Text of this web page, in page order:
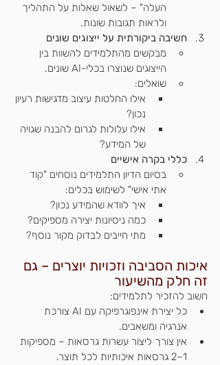
העלה" – לשאול שאלות על התהליך
ולראות תגובות שונות.
חשיבה ביקורתית על ייצוגים שונים
מבקשים מהתלמידים להשוות בין
הייצוגים שנוצרו בכלי-AI שונים.
שואלים:
אילו החלטות עיצוב מדגישות רעיון
נכון?
אילו עלולות לגרום להבנה שגויה
של המידע?
כללי בקרה אישיים
בסיום הדיון התלמידים נוסחים "קוד
אתי אישי" לשימוש בכלים:
איך לוודא שהמידע נכון?
כמה ניסיונות יצירה מספיקים?
מתי חייבים לבדוק מקור נוסף?
איכות הסביבה וזכויות יוצרים – גם
זה חלק מהשיעור
חשוב להזכיר לתלמידים:
כל יצירת אינפוגרפיקה עם AI צורכת
אנרגיה ומשאבים.
אין צורך ליצור עשרות גרסאות – מספיקות
1–2 גרסאות איכותיות לכל תוצר.